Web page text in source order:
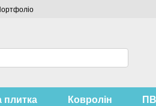
плитка Ковролін